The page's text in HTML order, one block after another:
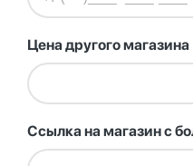
Цена другого магазина
Ссылка на магазин с